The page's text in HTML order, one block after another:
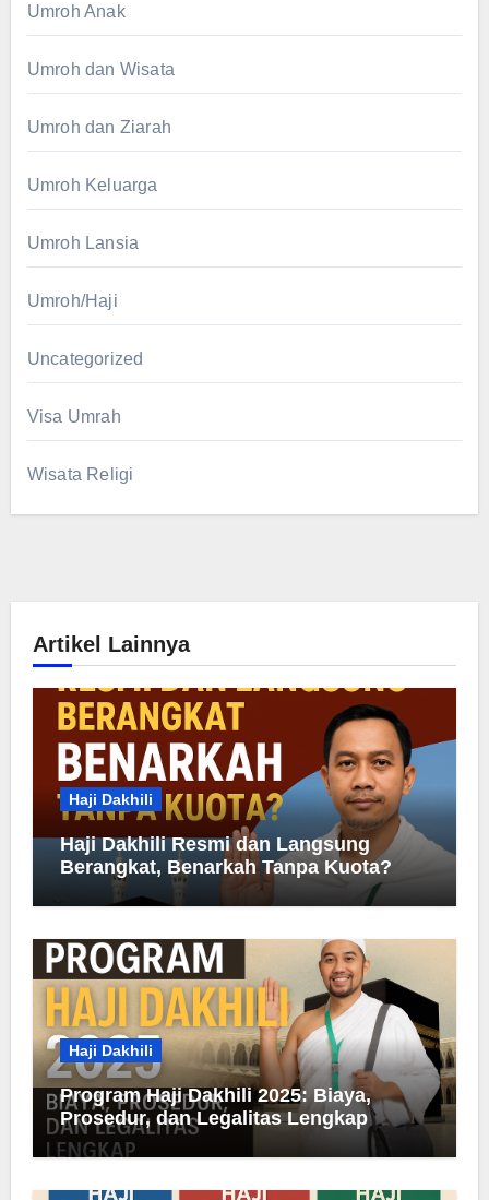
Umroh Anak
Umroh dan Wisata
Umroh dan Ziarah
Umroh Keluarga
Umroh Lansia
Umroh/Haji
Uncategorized
Visa Umrah
Wisata Religi
Artikel Lainnya
Haji Dakhili
Haji Dakhili Resmi dan Langsung
Berangkat, Benarkah Tanpa Kuota?
Haji Dakhili
Program Haji Dakhili 2025: Biaya,
Prosedur, dan Legalitas Lengkap